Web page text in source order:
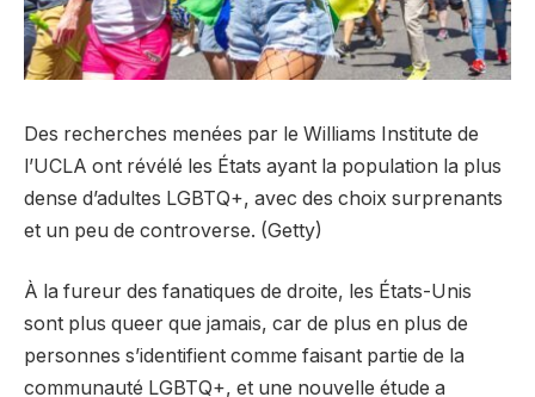
Des recherches menées par le Williams Institute de
l’UCLA ont révélé les États ayant la population la plus
dense d’adultes LGBTQ+, avec des choix surprenants
et un peu de controverse. (Getty)
À la fureur des fanatiques de droite, les États-Unis
sont plus queer que jamais, car de plus en plus de
personnes s’identifient comme faisant partie de la
communauté LGBTQ+, et une nouvelle étude a